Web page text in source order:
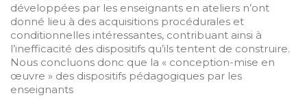
développées par les enseignants en ateliers n’ont
donné lieu à des acquisitions procédurales et
conditionnelles intéressantes, contribuant ainsi à
l’inefficacité des dispositifs qu’ils tentent de construire.
Nous concluons donc que la « conception-mise en
œuvre » des dispositifs pédagogiques par les
enseignants